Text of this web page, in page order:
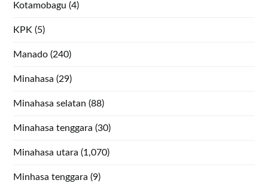
Kotamobagu (4)
KPK (5)
Manado (240)
Minahasa (29)
Minahasa selatan (88)
Minahasa tenggara (30)
Minahasa utara (1,070)
Minhasa tenggara (9)